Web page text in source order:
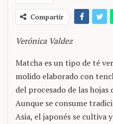
Compartir
Verónica Valdez
Matcha es un tipo de té
molido elaborado con
del procesado de las hojas
Aunque se consume
Asia, el japonés se cultiva